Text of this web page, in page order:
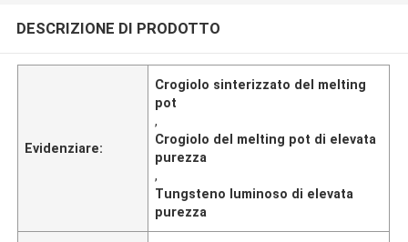
DESCRIZIONE DI PRODOTTO
Evidenziare:
Crogiolo sinterizzato del melting
pot
,
Crogiolo del melting pot di elevata
purezza
,
Tungsteno luminoso di elevata
purezza